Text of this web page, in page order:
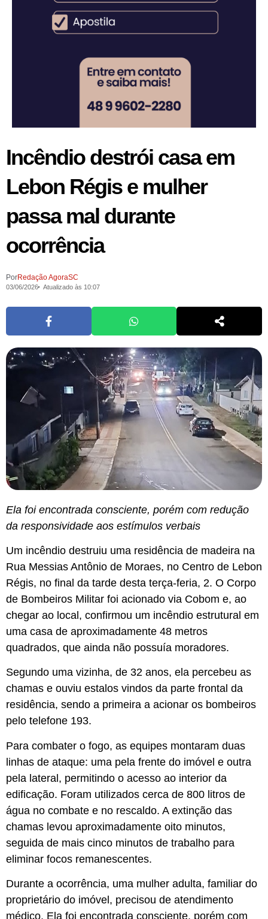
Incêndio destrói casa em
Lebon Régis e mulher
passa mal durante
ocorrência
PorRedação AgoraSC
03/06/2026 Atualizado às 10:07
Ela foi encontrada consciente, porém com redução
da responsividade aos estímulos verbais
Um incêndio destruiu uma residência de madeira na
Rua Messias Antônio de Moraes, no Centro de Lebon
Régis, no final da tarde desta terça-feria, 2. O Corpo
de Bombeiros Militar foi acionado via Cobom e, ao
chegar ao local, confirmou um incêndio estrutural em
uma casa de aproximadamente 48 metros
quadrados, que ainda não possuía moradores.
Segundo uma vizinha, de 32 anos, ela percebeu as
chamas e ouviu estalos vindos da parte frontal da
residência, sendo a primeira a acionar os bombeiros
pelo telefone 193.
Para combater o fogo, as equipes montaram duas
linhas de ataque: uma pela frente do imóvel e outra
pela lateral, permitindo o acesso ao interior da
edificação. Foram utilizados cerca de 800 litros de
água no combate e no rescaldo. A extinção das
chamas levou aproximadamente oito minutos,
seguida de mais cinco minutos de trabalho para
eliminar focos remanescentes.
Durante a ocorrência, uma mulher adulta, familiar do
proprietário do imóvel, precisou de atendimento
médico. Ela foi encontrada consciente, porém com